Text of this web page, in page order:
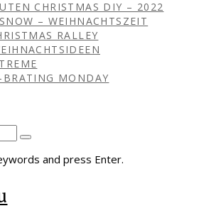
CHRISTMAS DIY – 2022
– WEIHNACHTSZEIT
RALLEY
BRATING MONDAY
and press Enter.